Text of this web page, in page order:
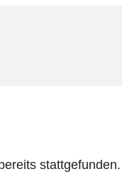
stattgefunden.